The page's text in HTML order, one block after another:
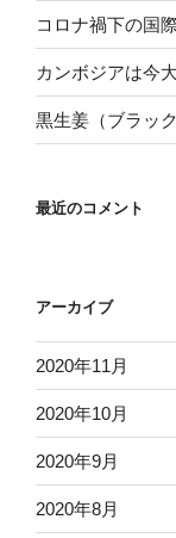
コロナ禍下の国
カンボジアは今
黒生姜（ブラッ
最近のコメント
アーカイブ
2020年11月
2020年10月
2020年9月
2020年8月